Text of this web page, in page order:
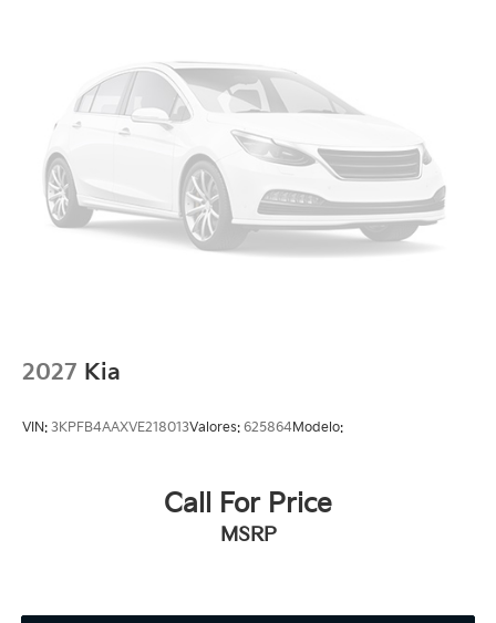
2027 Kia
VIN: 3KPFB4AAXVE218013Valores: 625864Modelo:
Call For Price
MSRP